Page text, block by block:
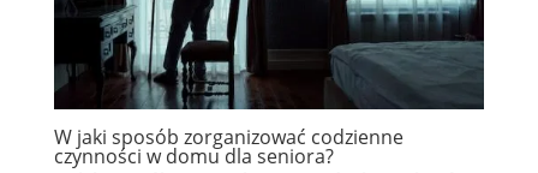
W jaki sposób zorganizować codzienne
czynności w domu dla seniora?